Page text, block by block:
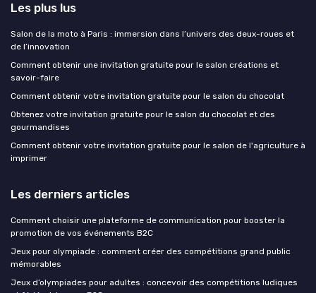
Les plus lus
Salon de la moto à Paris : immersion dans l’univers des deux-roues et
de l’innovation
Comment obtenir une invitation gratuite pour le salon créations et
savoir-faire
Comment obtenir votre invitation gratuite pour le salon du chocolat
Obtenez votre invitation gratuite pour le salon du chocolat et des
gourmandises
Comment obtenir votre invitation gratuite pour le salon de l'agriculture à
imprimer
Les derniers articles
Comment choisir une plateforme de communication pour booster la
promotion de vos événements B2C
Jeux pour olympiade : comment créer des compétitions grand public
mémorables
Jeux d’olympiades pour adultes : concevoir des compétitions ludiques